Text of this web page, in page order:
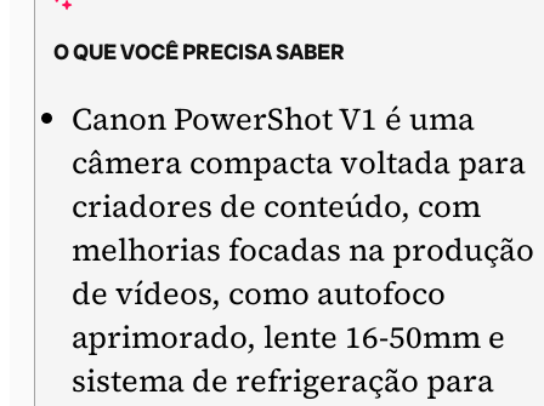
O QUE VOCÊ PRECISA SABER
Canon PowerShot V1 é uma
câmera compacta voltada para
criadores de conteúdo, com
melhorias focadas na produção
de vídeos, como autofoco
aprimorado, lente 16-50mm e
sistema de refrigeração para